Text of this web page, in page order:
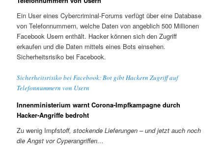
Ein User eines Cybercriminal-Forums verfügt über eine Database
von Telefonnummern, welche Daten von angeblich 500 Millionen
Facebook Usern enthält. Hacker können sich den Zugriff
erkaufen und die Daten mittels eines Bots einsehen.
Sicherheitsrisiko bei Facebook.
Sicherheitsrisiko bei Facebook: Bot gibt Hackern Zugriff auf
Telefonnummern von Usern
Innenministerium warnt Corona-Impfkampagne durch
Hacker-Angriffe bedroht
Zu wenig Impfstoff, stockende Lieferungen – und jetzt auch noch
die Angst vor Cyperangriffen…